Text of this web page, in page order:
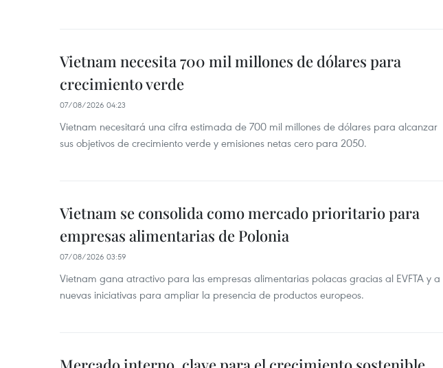
Vietnam necesita 700 mil millones de dólares para
crecimiento verde
07/08/2026 04:23
Vietnam necesitará una cifra estimada de 700 mil millones de dólares para alcanzar
sus objetivos de crecimiento verde y emisiones netas cero para 2050.
Vietnam se consolida como mercado prioritario para
empresas alimentarias de Polonia
07/08/2026 03:59
Vietnam gana atractivo para las empresas alimentarias polacas gracias al EVFTA y a
nuevas iniciativas para ampliar la presencia de productos europeos.